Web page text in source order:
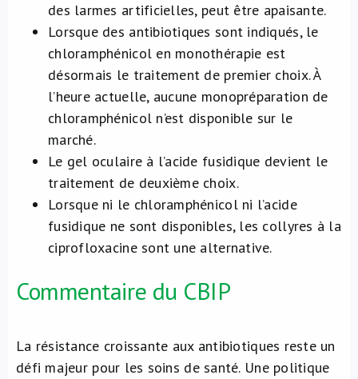
des larmes artificielles, peut être apaisante.
Lorsque des antibiotiques sont indiqués, le
chloramphénicol en monothérapie est
désormais le traitement de premier choix. À
l’heure actuelle, aucune monopréparation de
chloramphénicol n’est disponible sur le
marché.
Le gel oculaire à l’acide fusidique devient le
traitement de deuxième choix.
Lorsque ni le chloramphénicol ni l’acide
fusidique ne sont disponibles, les collyres à la
ciprofloxacine sont une alternative.
Commentaire du CBIP
La résistance croissante aux antibiotiques reste un
défi majeur pour les soins de santé. Une politique